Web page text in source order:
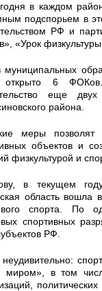
в каждом
подспорьем в
РФ и
«Урок
муниципальных
открыто 6
еще
района.
меры позволят
объектов и
физкультурой и
в текущем году
область вошла
спорта. По
спортивных
РФ.
миром», в том